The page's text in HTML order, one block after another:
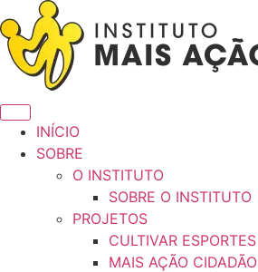
INÍCIO
SOBRE
O INSTITUTO
SOBRE O INSTITUTO
PROJETOS
CULTIVAR ESPORTES
MAIS AÇÃO CIDADÃO